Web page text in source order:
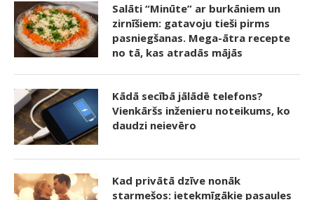
Salāti “Minūte” ar burkāniem un
zirnīšiem: gatavoju tieši pirms
pasniegšanas. Mega-ātra recepte
no tā, kas atradās mājās
Kādā secībā jālādē telefons?
Vienkāršs inženieru noteikums, ko
daudzi neievēro
Kad privātā dzīve nonāk
starmešos: ietekmīgākie pasaules